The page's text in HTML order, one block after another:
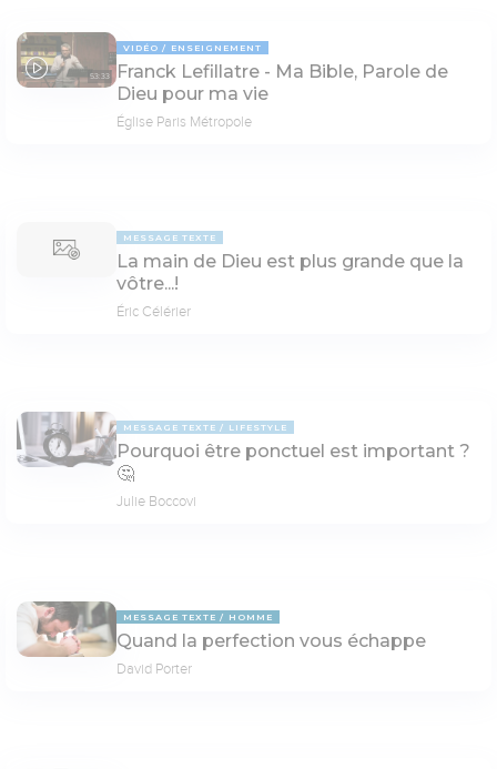
53:33
VIDÉO ENSEIGNEMENT
Franck Lefillatre - Ma Bible, Parole de
Dieu pour ma vie
Église Paris Métropole
MESSAGE TEXTE
La main de Dieu est plus grande que la
vôtre...!
Éric Célérier
MESSAGE TEXTE LIFESTYLE
Pourquoi être ponctuel est important ?
🤔
Julie Boccovi
MESSAGE TEXTE HOMME
Quand la perfection vous échappe
David Porter